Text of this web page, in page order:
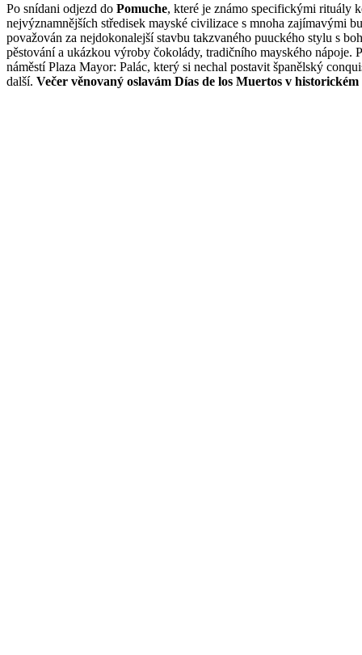
Po snídani odjezd do Pomuche, které je známo specifickými rituály
nejvýznamnějších středisek mayské civilizace s mnoha zajímavými
považován za nejdokonalejší stavbu takzvaného puuckého stylu s
pěstování a ukázkou výroby čokolády, tradičního mayského nápoje.
náměstí Plaza Mayor: Palác, který si nechal postavit španělský
další. Večer věnovaný oslavám Días de los Muertos v